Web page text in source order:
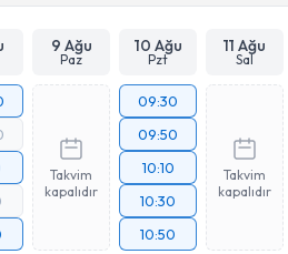
9 Ağu
Paz
10 Ağu
Pzt
11 Ağu
Sal
Takvim
kapalıdır
09:30
09:50
10:10
10:30
10:50
Takvim
kapalıdır